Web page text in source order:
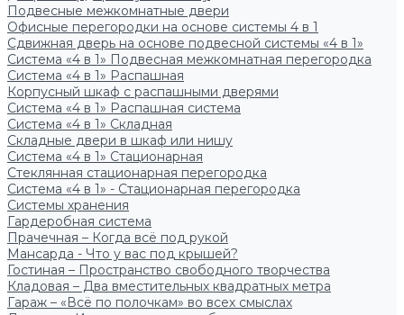
Подвесные межкомнатные двери
Офисные перегородки на основе системы 4 в 1
Сдвижная дверь на основе подвесной системы «4 в 1»
Система «4 в 1» Подвесная межкомнатная перегородка
Система «4 в 1» Распашная
Корпусный шкаф с распашными дверями
Система «4 в 1» Распашная система
Система «4 в 1» Складная
Складные двери в шкаф или нишу
Система «4 в 1» Стационарная
Стеклянная стационарная перегородка
Система «4 в 1» - Стационарная перегородка
Системы хранения
Гардеробная система
Прачечная – Когда всё под рукой
Мансарда - Что у вас под крышей?
Гостиная – Пространство свободного творчества
Кладовая – Два вместительных квадратных метра
Гараж – «Всё по полочкам» во всех смыслах